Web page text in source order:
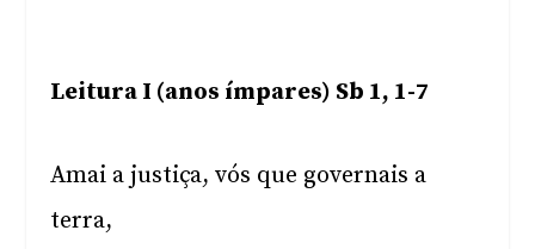
Leitura I (anos ímpares) Sb 1, 1-7
Amai a justiça, vós que governais a
terra,